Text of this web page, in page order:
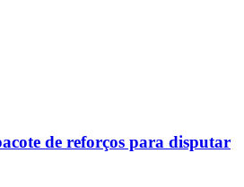
de reforços para disputar